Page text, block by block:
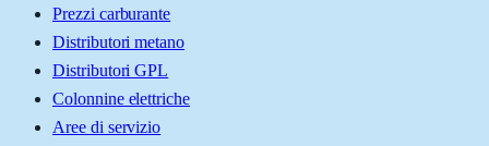
Prezzi carburante
Distributori metano
Distributori GPL
Colonnine elettriche
Aree di servizio